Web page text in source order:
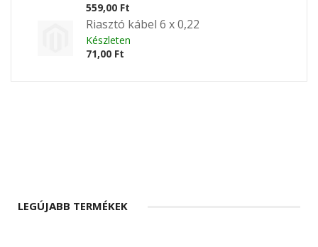
559,00 Ft
Riasztó kábel 6 x 0,22
Készleten
71,00 Ft
LEGÚJABB TERMÉKEK